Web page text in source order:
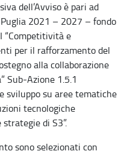
dell’Avviso è pari ad
2021 – 2027 – fondo
“Competitività e
per il rafforzamento del
alla collaborazione
Sub-Azione 1.5.1
sviluppo su aree tematiche
tecnologiche
di S3”.
sono selezionati con